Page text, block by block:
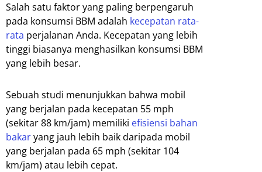
Salah satu faktor yang paling berpengaruh
pada konsumsi BBM adalah kecepatan rata-
rata perjalanan Anda. Kecepatan yang lebih
tinggi biasanya menghasilkan konsumsi BBM
yang lebih besar.
Sebuah studi menunjukkan bahwa mobil
yang berjalan pada kecepatan 55 mph
(sekitar 88 km/jam) memiliki efisiensi bahan
bakaryang jauh lebih baik daripada mobil
yang berjalan pada 65 mph (sekitar 104
km/jam) atau lebih cepat.